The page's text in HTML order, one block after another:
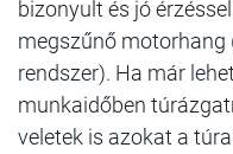
bizonyult és jó
megszűnő
rendszer). Ha már
munkaidőben
veletek is azokat a